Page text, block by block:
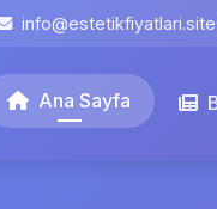
info@estetikfiyatlari.site
Ana Sayfa